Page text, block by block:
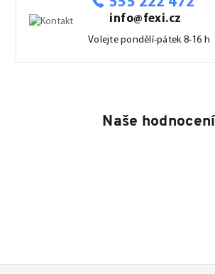
info@fexi.cz
Volejte pondělí-pátek 8-16 h
Naše hodnocení